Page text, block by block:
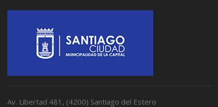
Av. Libertad 481, (4200) Santiago del Estero